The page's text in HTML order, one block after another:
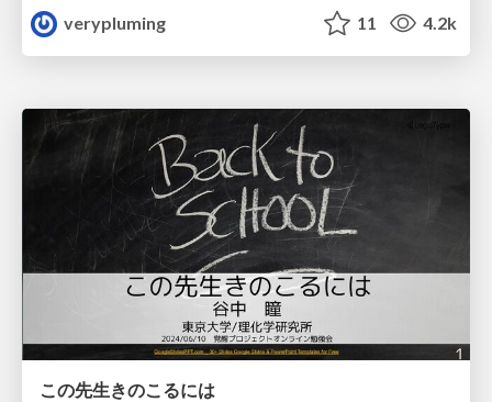
verypluming
11 4.2k
この先生きのこるには